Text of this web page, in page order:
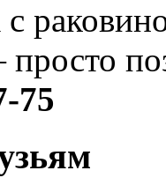
75